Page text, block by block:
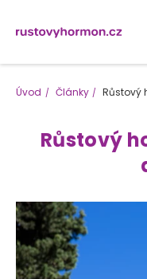
Úvod Články Růstový
Růstový